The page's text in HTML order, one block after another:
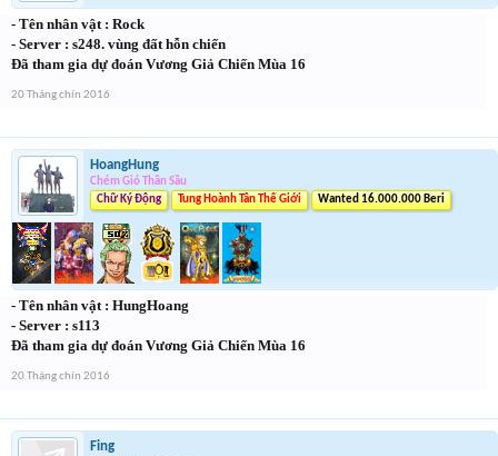
- Tên nhân vật : Rock
- Server : s248. vùng đất hỗn chiến
Đã tham gia dự đoán Vương Giả Chiến Mùa 16
20 Tháng chín 2016
HoangHung
Chém Gió Thần Sầu
Chữ Ký Động
Tung Hoành Tân Thế Giới Wanted 16.000.000 Beri
- Tên nhân vật : HungHoang
- Server : s113
Đã tham gia dự đoán Vương Giả Chiến Mùa 16
20 Tháng chín 2016
Fing